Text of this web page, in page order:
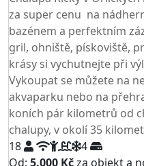
za super cenu na
bazénem a perfektním
gril, ohniště, pískoviště,
krásy si vychutnejte při
Vykoupat se můžete na
akvaparku nebo na
koních pár kilometrů od
chalupy, v okolí 35
18
4
Od: 5.000 Kčza objekt a